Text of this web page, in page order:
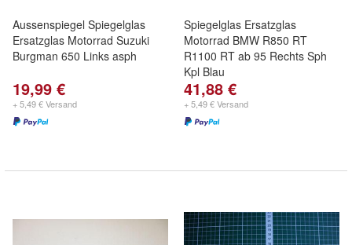
Aussenspiegel Spiegelglas
Ersatzglas Motorrad Suzuki
Burgman 650 Links asph
19,99 €
+ 5,49 € Versand
Spiegelglas Ersatzglas
Motorrad BMW R850 RT
R1100 RT ab 95 Rechts Sph
Kpl Blau
41,88 €
+ 5,49 € Versand